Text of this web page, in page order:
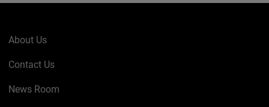
About Us
Contact Us
News Room